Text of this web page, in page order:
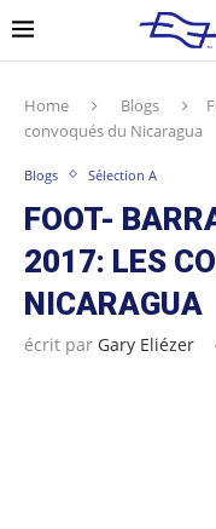
Home Blogs
convoqués du Nicaragua
Blogs Sélection A
FOOT-
2017: LES
NICARAGUA
écrit par Gary Eliézer